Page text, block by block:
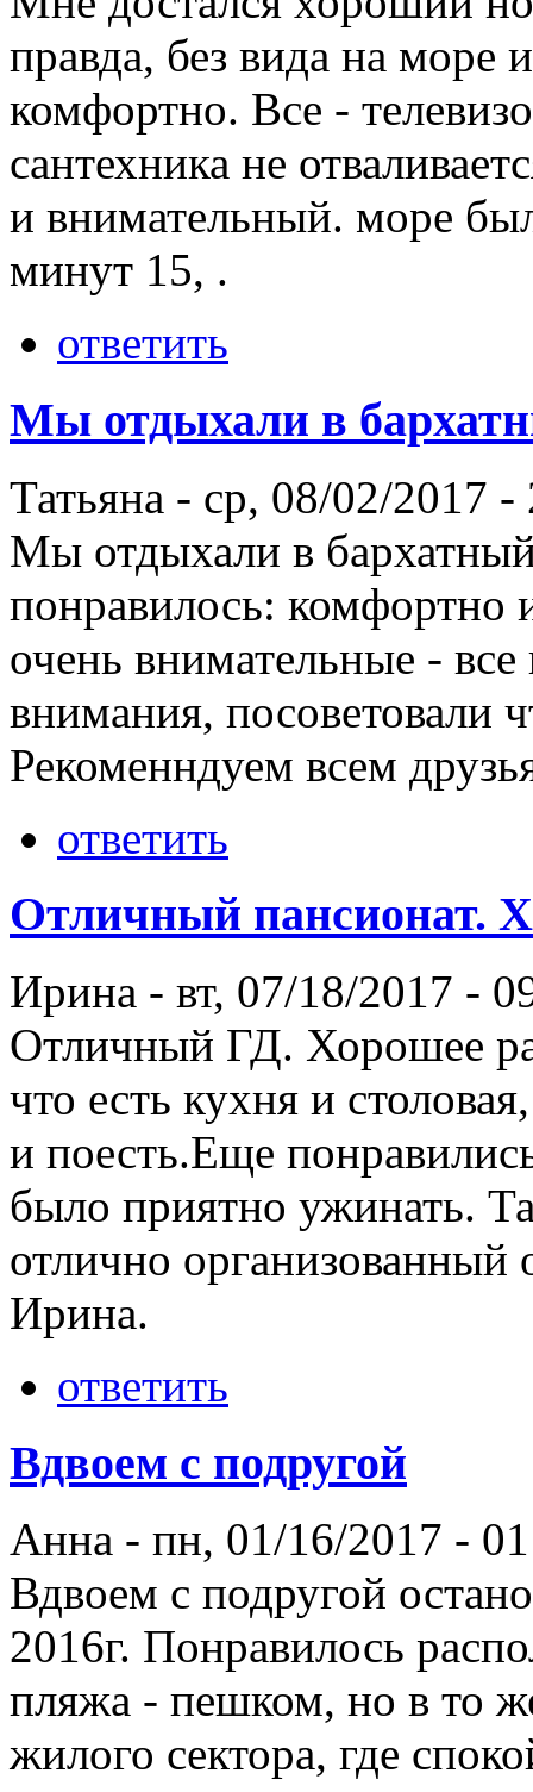
правда, без вида на
комфортно. Все -
сантехника не
и внимательный. море
минут 15, .
ответить
Мы отдыхали в
Татьяна - ср, 08/02/2017 -
Мы отдыхали в
понравилось: комфортно
очень внимательные -
внимания, посоветовали
Рекоменндуем всем
ответить
Отличный пансионат.
Ирина - вт, 07/18/2017 -
Отличный ГД. Хорошее
что есть кухня и
и поесть.Еще
было приятно ужинать.
отлично
Ирина.
ответить
Вдвоем с подругой
Анна - пн, 01/16/2017 -
Вдвоем с подругой
2016г. Понравилось
пляжа - пешком, но в то
жилого сектора, где